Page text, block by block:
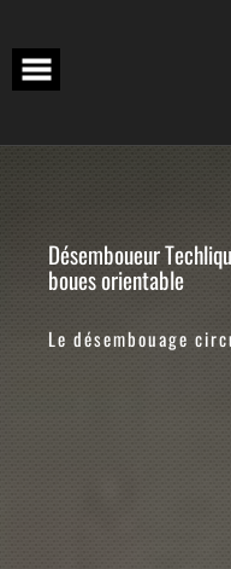
content
Désemboueur
boues orientable
Le désembouage